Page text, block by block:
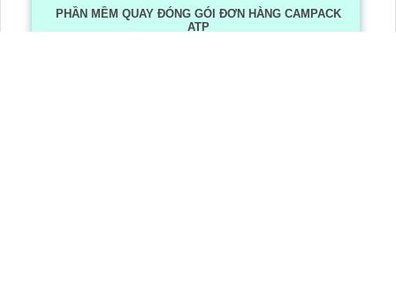
PHẦN MỀM QUAY ĐÓNG GÓI ĐƠN HÀNG CAMPACK
ATP